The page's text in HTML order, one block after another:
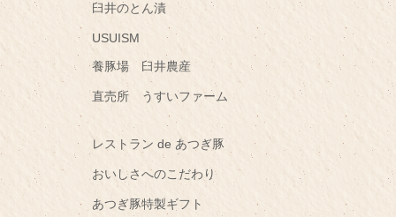
臼井のとん漬
USUISM
養豚場 臼井農産
直売所 うすいファーム
レストラン de あつぎ豚
おいしさへのこだわり
あつぎ豚特製ギフト